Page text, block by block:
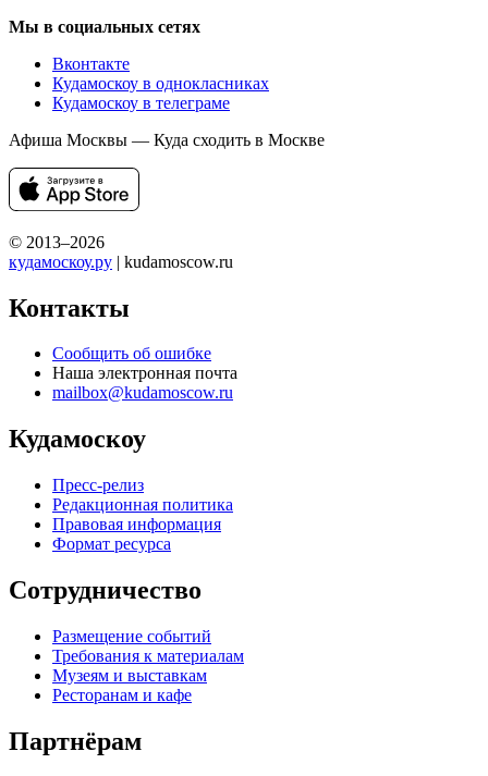
Мы в социальных сетях
Вконтакте
Кудамоскоу в однокласниках
Кудамоскоу в телеграме
Афиша Москвы — Куда сходить в Москве
© 2013–2026
кудамоскоу.ру | kudamoscow.ru
Контакты
Сообщить об ошибке
Наша электронная почта
mailbox@kudamoscow.ru
Кудамоскоу
Пресс-релиз
Редакционная политика
Правовая информация
Формат ресурса
Сотрудничество
Размещение событий
Требования к материалам
Музеям и выставкам
Ресторанам и кафе
Партнёрам